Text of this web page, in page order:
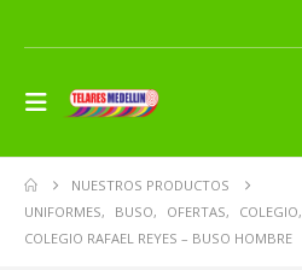
NUESTROS PRODUCTOS
UNIFORMES, BUSO, OFERTAS, COLEGIO,
COLEGIO RAFAEL REYES – BUSO HOMBRE